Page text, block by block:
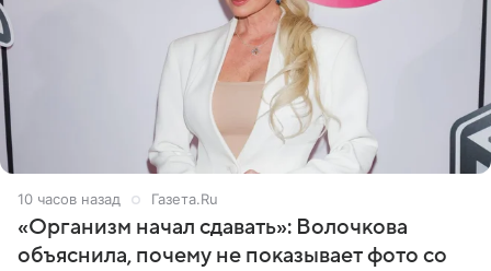
10 часов назад Газета.Ru
«Организм начал сдавать»: Волочкова
объяснила, почему не показывает фото со